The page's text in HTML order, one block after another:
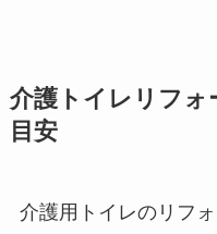
介護トイレリフォ
目安
介護用トイレのリフ